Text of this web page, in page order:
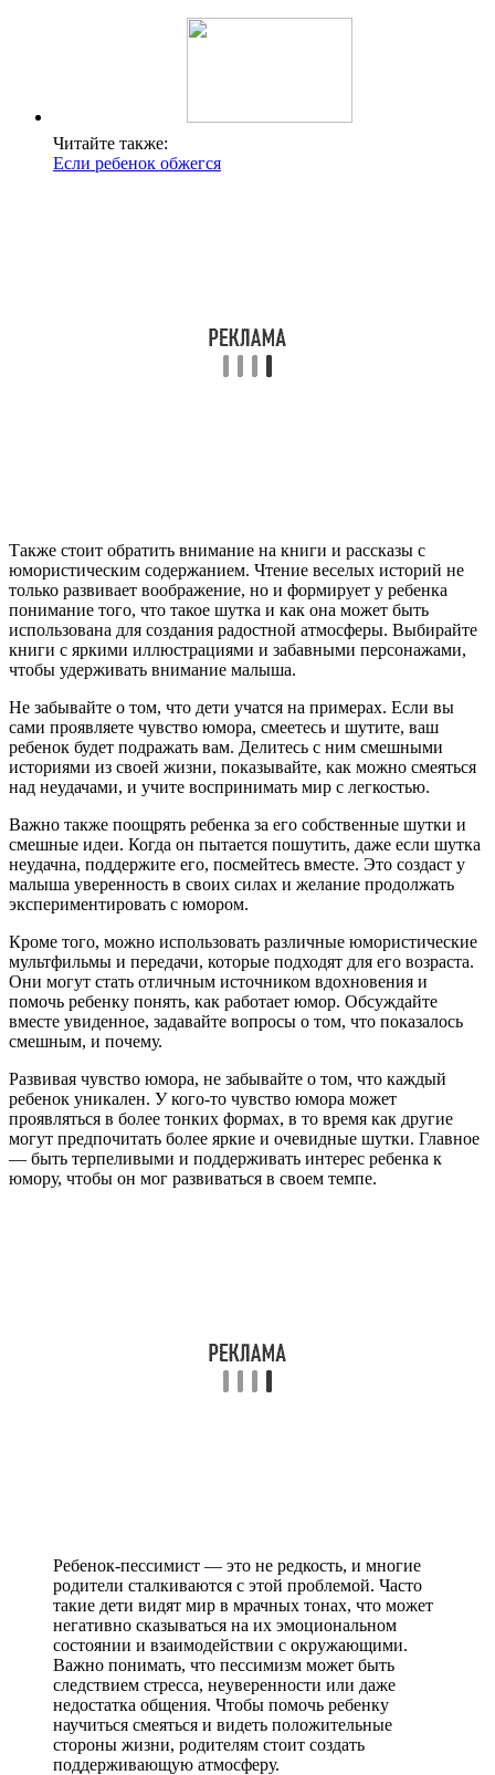
Читайте также:
Если ребенок обжегся
Также стоит обратить внимание на книги и рассказы с
юмористическим содержанием. Чтение веселых историй не
только развивает воображение, но и формирует у ребенка
понимание того, что такое шутка и как она может быть
использована для создания радостной атмосферы. Выбирайте
книги с яркими иллюстрациями и забавными персонажами,
чтобы удерживать внимание малыша.
Не забывайте о том, что дети учатся на примерах. Если вы
сами проявляете чувство юмора, смеетесь и шутите, ваш
ребенок будет подражать вам. Делитесь с ним смешными
историями из своей жизни, показывайте, как можно смеяться
над неудачами, и учите воспринимать мир с легкостью.
Важно также поощрять ребенка за его собственные шутки и
смешные идеи. Когда он пытается пошутить, даже если шутка
неудачна, поддержите его, посмейтесь вместе. Это создаст у
малыша уверенность в своих силах и желание продолжать
экспериментировать с юмором.
Кроме того, можно использовать различные юмористические
мультфильмы и передачи, которые подходят для его возраста.
Они могут стать отличным источником вдохновения и
помочь ребенку понять, как работает юмор. Обсуждайте
вместе увиденное, задавайте вопросы о том, что показалось
смешным, и почему.
Развивая чувство юмора, не забывайте о том, что каждый
ребенок уникален. У кого-то чувство юмора может
проявляться в более тонких формах, в то время как другие
могут предпочитать более яркие и очевидные шутки. Главное
— быть терпеливыми и поддерживать интерес ребенка к
юмору, чтобы он мог развиваться в своем темпе.
Ребенок-пессимист — это не редкость, и многие
родители сталкиваются с этой проблемой. Часто
такие дети видят мир в мрачных тонах, что может
негативно сказываться на их эмоциональном
состоянии и взаимодействии с окружающими.
Важно понимать, что пессимизм может быть
следствием стресса, неуверенности или даже
недостатка общения. Чтобы помочь ребенку
научиться смеяться и видеть положительные
стороны жизни, родителям стоит создать
поддерживающую атмосферу.